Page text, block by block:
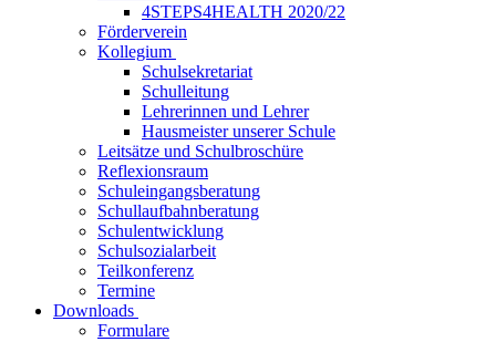
4STEPS4HEALTH 2020/22
Förderverein
Kollegium
Schulsekretariat
Schulleitung
Lehrerinnen und Lehrer
Hausmeister unserer Schule
Leitsätze und Schulbroschüre
Reflexionsraum
Schuleingangsberatung
Schullaufbahnberatung
Schulentwicklung
Schulsozialarbeit
Teilkonferenz
Termine
Downloads
Formulare